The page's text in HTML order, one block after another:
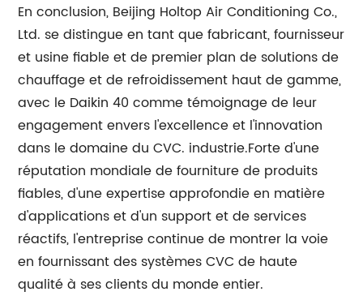
En conclusion, Beijing Holtop Air Conditioning Co.,
Ltd. se distingue en tant que fabricant, fournisseur
et usine fiable et de premier plan de solutions de
chauffage et de refroidissement haut de gamme,
avec le Daikin 40 comme témoignage de leur
engagement envers l'excellence et l'innovation
dans le domaine du CVC. industrie.Forte d'une
réputation mondiale de fourniture de produits
fiables, d'une expertise approfondie en matière
d'applications et d'un support et de services
réactifs, l'entreprise continue de montrer la voie
en fournissant des systèmes CVC de haute
qualité à ses clients du monde entier.